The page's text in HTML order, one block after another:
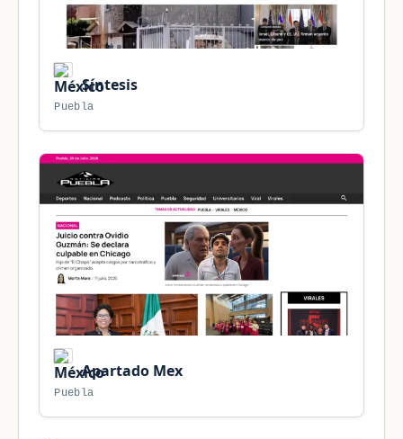
Síntesis
Puebla
Apartado Mex
Puebla